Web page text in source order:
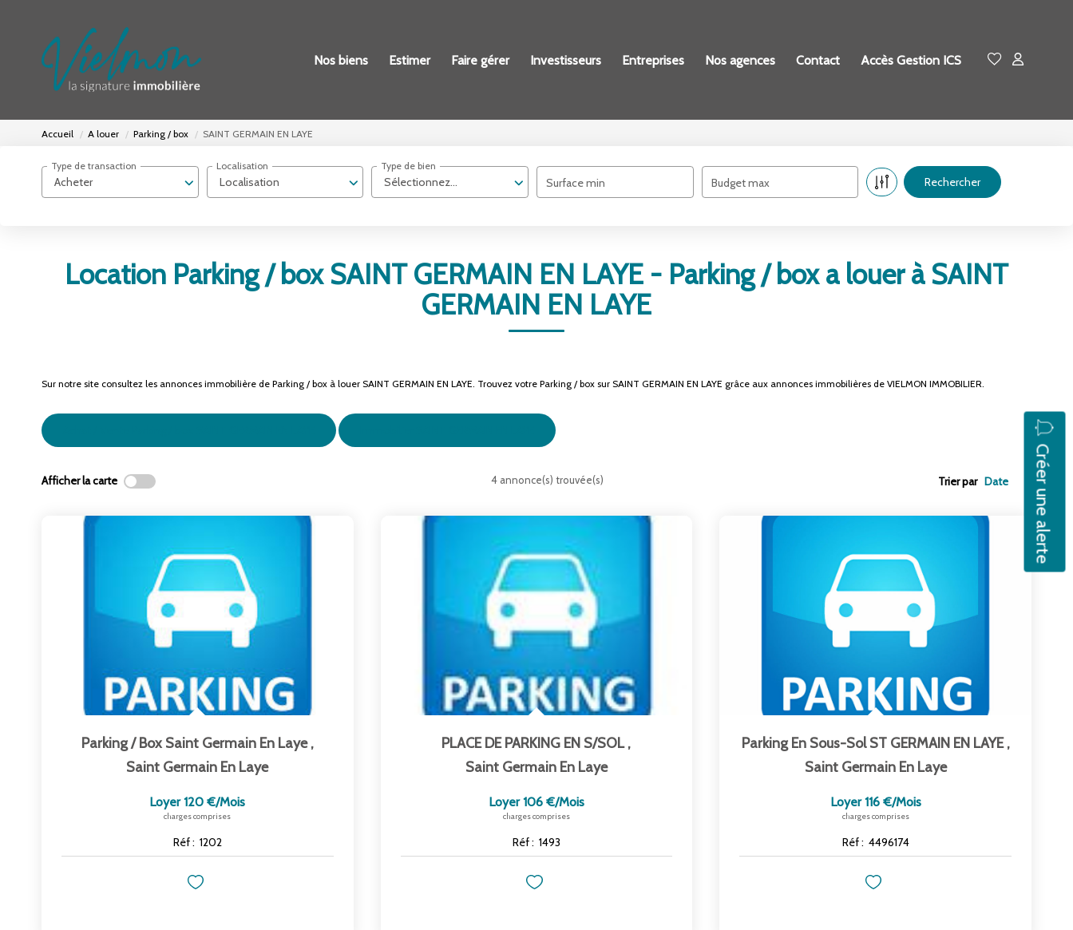
Nos biens Estimer Faire gérer Investisseurs Entreprises Nos agences Contact Accès Gestion ICS
Accueil A louer Parking / box SAINT GERMAIN EN LAYE
Acheter
Type de transaction
Localisation
Localisation
Sélectionnez...
Type de bien
Surface min Budget max
Location Parking / box SAINT GERMAIN EN LAYE - Parking / box a louer à SAINT
GERMAIN EN LAYE
Sur notre site consultez les annonces immobilière de Parking / box à louer SAINT GERMAIN EN LAYE. Trouvez votre Parking / box sur SAINT GERMAIN EN LAYE grâce aux annonces immobilières de VIELMON IMMOBILIER.
Créer une alerte
Afficher la carte 4 annonce(s) trouvée(s) Trier par
Parking / Box Saint Germain En Laye ,
Saint Germain En Laye
Loyer 120 €/mois
charges comprises
Réf : 1202
PLACE DE PARKING EN S/SOL ,
Saint Germain En Laye
Loyer 106 €/mois
charges comprises
Réf : 1493
Parking En Sous-Sol ST GERMAIN EN LAYE ,
Saint Germain En Laye
Loyer 116 €/mois
charges comprises
Réf : 4496174